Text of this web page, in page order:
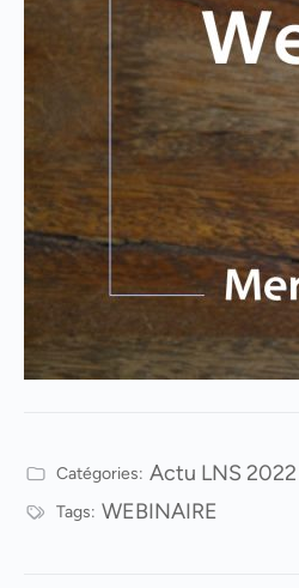
Catégories: Actu LNS 2022
Tags: WEBINAIRE